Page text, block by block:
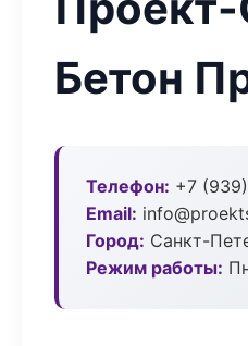
Бетон
Телефон: +7
Email:
Город: Санкт-
Режим работы: